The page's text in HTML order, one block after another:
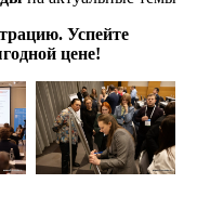
Успейте
цене!